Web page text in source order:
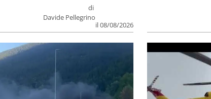
di
Davide Pellegrino
il 08/08/2026